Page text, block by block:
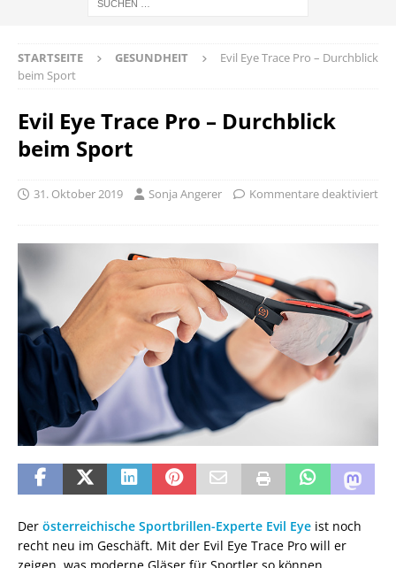
STARTSEITE GESUNDHEIT
Evil Eye Trace Pro – Durchblick
beim Sport
Evil Eye Trace Pro – Durchblick
beim Sport
31. Oktober 2019 Sonja Angerer Kommentare deaktiviert
Der österreichische Sportbrillen-Experte Evil Eye ist noch
recht neu im Geschäft. Mit der Evil Eye Trace Pro will er